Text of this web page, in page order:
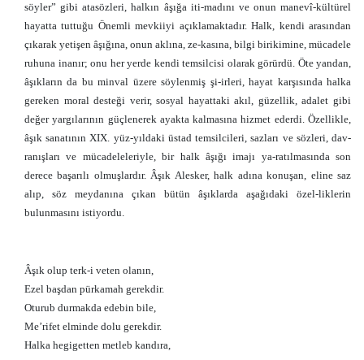
söyler” gibi atasözleri, halkın âşığa iti-madını ve onun manevî-kültürel
hayatta tuttuğu Önemli mevkiiyi açıklamaktadır. Halk, kendi arasından
çıkarak yetişen âşığına, onun aklına, ze-kasına, bilgi birikimine, mücadele
ruhuna inanır; onu her yerde kendi temsilcisi olarak görürdü. Öte yandan,
âşıkların da bu minval üzere söylenmiş şi-irleri, hayat karşısında halka
gereken moral desteği verir, sosyal hayattaki akıl, güzellik, adalet gibi
değer yargılarının güçlenerek ayakta kalmasına hizmet ederdi. Özellikle,
âşık sanatının XIX. yüz-yıldaki üstad temsilcileri, sazları ve sözleri, dav-
ranışları ve mücadeleleriyle, bir halk âşığı imajı ya-ratılmasında son
derece başarılı olmuşlardır. Âşık Alesker, halk adına konuşan, eline saz
alıp, söz meydanına çıkan bütün âşıklarda aşağıdaki özel-liklerin
bulunmasını istiyordu.
Âşık olup terk-i veten olanın,
Ezel başdan pürkamah gerekdir.
Oturub durmakda edebin bile,
Me’rifet elminde dolu gerekdir.
Halka hegigetten metleb kandıra,